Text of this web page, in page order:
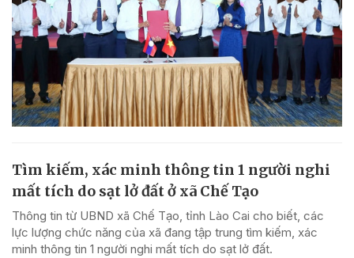
Tìm kiếm, xác minh thông tin 1 người nghi
mất tích do sạt lở đất ở xã Chế Tạo
Thông tin từ UBND xã Chế Tạo, tỉnh Lào Cai cho biết, các
lực lượng chức năng của xã đang tập trung tìm kiếm, xác
minh thông tin 1 người nghi mất tích do sạt lở đất.